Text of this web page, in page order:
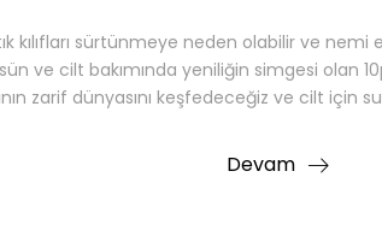
kılıfları sürtünmeye neden olabilir ve
ve cilt bakımında yeniliğin simgesi olan
zarif dünyasını keşfedeceğiz ve cilt
Devam